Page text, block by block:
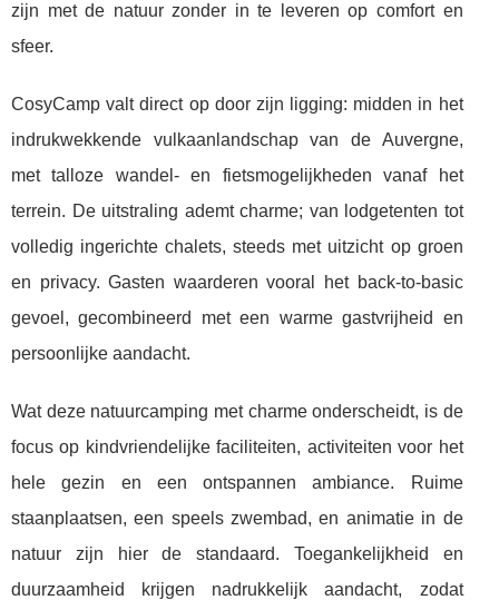
zijn met de natuur zonder in te leveren op comfort en
sfeer.
CosyCamp valt direct op door zijn ligging: midden in het
indrukwekkende vulkaanlandschap van de Auvergne,
met talloze wandel- en fietsmogelijkheden vanaf het
terrein. De uitstraling ademt charme; van lodgetenten tot
volledig ingerichte chalets, steeds met uitzicht op groen
en privacy. Gasten waarderen vooral het back-to-basic
gevoel, gecombineerd met een warme gastvrijheid en
persoonlijke aandacht.
Wat deze natuurcamping met charme onderscheidt, is de
focus op kindvriendelijke faciliteiten, activiteiten voor het
hele gezin en een ontspannen ambiance. Ruime
staanplaatsen, een speels zwembad, en animatie in de
natuur zijn hier de standaard. Toegankelijkheid en
duurzaamheid krijgen nadrukkelijk aandacht, zodat